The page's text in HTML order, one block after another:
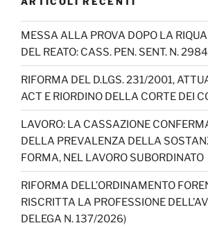
e
b
o
o
k
gr
a
m
o
k
e
dI
n
er
MESSA ALLA PROVA DOPO LA
DEL REATO: CASS. PEN. SENT. N.
RIFORMA DEL D.LGS. 231/2001,
ACT E RIORDINO DELLA CORTE DEI
LAVORO: LA CASSAZIONE
DELLA PREVALENZA DELLA
FORMA, NEL LAVORO SUBORDINATO
RIFORMA DELL’ORDINAMENTO
RISCRITTA LA PROFESSIONE
DELEGA N. 137/2026)